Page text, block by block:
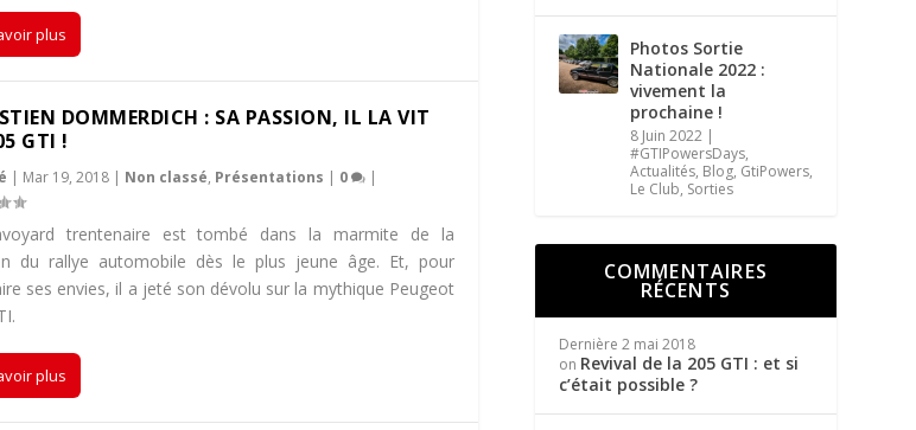
plus
DOMMERDICH : SA PASSION, IL LA VIT
GTI !
| Mar 19, 2018| Non classé, Présentations | 0 |
trentenaire est tombé dans la marmite de la
du rallye automobile dès le plus jeune âge. Et, pour
ses envies, il a jeté son dévolu sur la mythique Peugeot
plus
Photos Sortie
Nationale 2022 :
vivement la
prochaine !
8 Juin 2022|
#GTIPowersDays,
Actualités, Blog, GtiPowers,
Le Club, Sorties
COMMENTAIRES
RÉCENTS
Dernière 2 mai 2018
on Revival de la 205 GTI : et si
c’était possible ?